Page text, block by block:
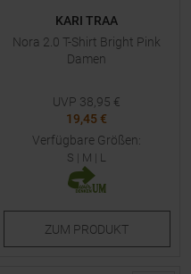
KARI TRAA
Nora 2.0 T-Shirt Bright Pink
Damen
UVP 38,95 €
19,45 €
Verfügbare Größen:
S | M | L
ZUM PRODUKT